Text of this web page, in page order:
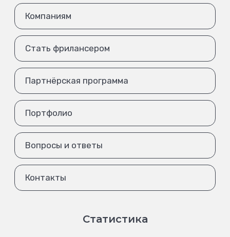
Компаниям
Стать фрилансером
Партнёрская программа
Портфолио
Вопросы и ответы
Контакты
Статистика